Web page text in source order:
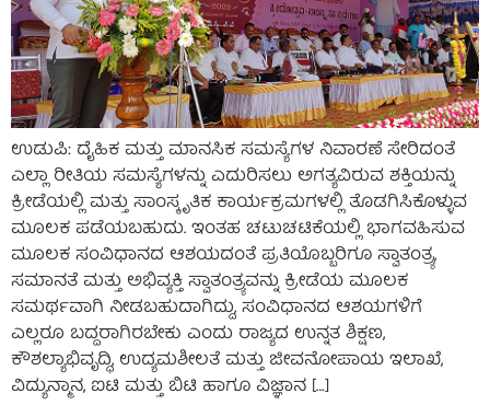
ಉಡುಪಿ: ದೈಹಿಕ ಮತ್ತು ಮಾನಸಿಕ ಸಮಸ್ಯೆಗಳ ನಿವಾರಣೆ ಸೇರಿದಂತೆ
ಎಲ್ಲಾ ರೀತಿಯ ಸಮಸ್ಯೆಗಳನ್ನು ಎದುರಿಸಲು ಅಗತ್ಯವಿರುವ ಶಕ್ತಿಯನ್ನು
ಕ್ರೀಡೆಯಲ್ಲಿ ಮತ್ತು ಸಾಂಸ್ಕೃತಿಕ ಕಾರ್ಯಕ್ರಮಗಳಲ್ಲಿ ತೊಡಗಿಸಿಕೊಳ್ಳುವ
ಮೂಲಕ ಪಡೆಯಬಹುದು. ಇಂತಹ ಚಟುಚಟಿಕೆಯಲ್ಲಿ ಭಾಗವಹಿಸುವ
ಮೂಲಕ ಸಂವಿಧಾನದ ಆಶಯದಂತೆ ಪ್ರತಿಯೊಬ್ಬರಿಗೂ ಸ್ವಾತಂತ್ರ್ಯ,
ಸಮಾನತೆ ಮತ್ತು ಅಭಿವ್ಯಕ್ತಿ ಸ್ವಾತಂತ್ರ್ಯವನ್ನು ಕ್ರೀಡೆಯ ಮೂಲಕ
ಸಮರ್ಥವಾಗಿ ನೀಡಬಹುದಾಗಿದ್ದು, ಸಂವಿಧಾನದ ಆಶಯಗಳಿಗೆ
ಎಲ್ಲರೂ ಬದ್ದರಾಗಿರಬೇಕು ಎಂದು ರಾಜ್ಯದ ಉನ್ನತ ಶಿಕ್ಷಣ,
ಕೌಶಲ್ಯಾಭಿವೃದ್ಧಿ, ಉದ್ಯಮಶೀಲತೆ ಮತ್ತು ಜೀವನೋಪಾಯ ಇಲಾಖೆ,
ವಿದ್ಯುನ್ಮಾನ, ಐಟಿ ಮತ್ತು ಬಿಟಿ ಹಾಗೂ ವಿಜ್ಞಾನ […]